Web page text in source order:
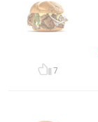
7